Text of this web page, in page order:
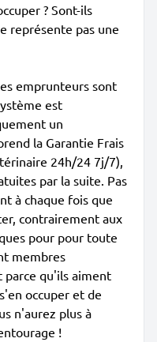
? Sont-ils
représente pas une
emprunteurs sont
est
un
la Garantie Frais
24h/24 7j/7),
par la suite. Pas
à chaque fois que
contrairement aux
pour pour toute
membres
parce qu'ils aiment
occuper et de
n'aurez plus à
!